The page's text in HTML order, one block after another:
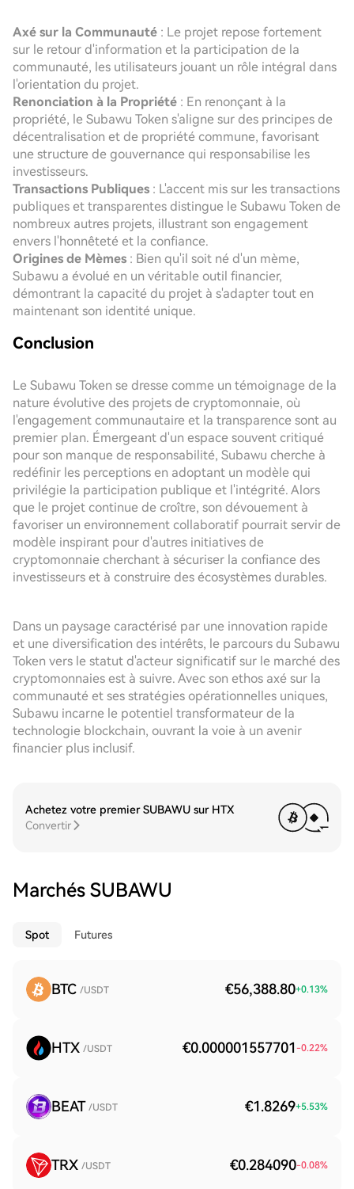
Axé sur la Communauté : Le projet repose fortement
sur le retour d'information et la participation de la
communauté, les utilisateurs jouant un rôle intégral dans
l'orientation du projet.
Renonciation à la Propriété : En renonçant à la
propriété, le Subawu Token s'aligne sur des principes de
décentralisation et de propriété commune, favorisant
une structure de gouvernance qui responsabilise les
investisseurs.
Transactions Publiques : L'accent mis sur les transactions
publiques et transparentes distingue le Subawu Token de
nombreux autres projets, illustrant son engagement
envers l'honnêteté et la confiance.
Origines de Mèmes : Bien qu'il soit né d'un mème,
Subawu a évolué en un véritable outil financier,
démontrant la capacité du projet à s'adapter tout en
maintenant son identité unique.
Conclusion
Le Subawu Token se dresse comme un témoignage de la
nature évolutive des projets de cryptomonnaie, où
l'engagement communautaire et la transparence sont au
premier plan. Émergeant d'un espace souvent critiqué
pour son manque de responsabilité, Subawu cherche à
redéfinir les perceptions en adoptant un modèle qui
privilégie la participation publique et l'intégrité. Alors
que le projet continue de croître, son dévouement à
favoriser un environnement collaboratif pourrait servir de
modèle inspirant pour d'autres initiatives de
cryptomonnaie cherchant à sécuriser la confiance des
investisseurs et à construire des écosystèmes durables.
Dans un paysage caractérisé par une innovation rapide
et une diversification des intérêts, le parcours du Subawu
Token vers le statut d'acteur significatif sur le marché des
cryptomonnaies est à suivre. Avec son ethos axé sur la
communauté et ses stratégies opérationnelles uniques,
Subawu incarne le potentiel transformateur de la
technologie blockchain, ouvrant la voie à un avenir
financier plus inclusif.
Achetez votre premier SUBAWU sur HTX
Convertir
Marchés SUBAWU
Spot Futures
BTC /USDT €56,388.80+0.13%
HTX /USDT €0.000001557701 -0.22%
BEAT /USDT €1.8269+5.53%
TRX /USDT €0.284090-0.08%